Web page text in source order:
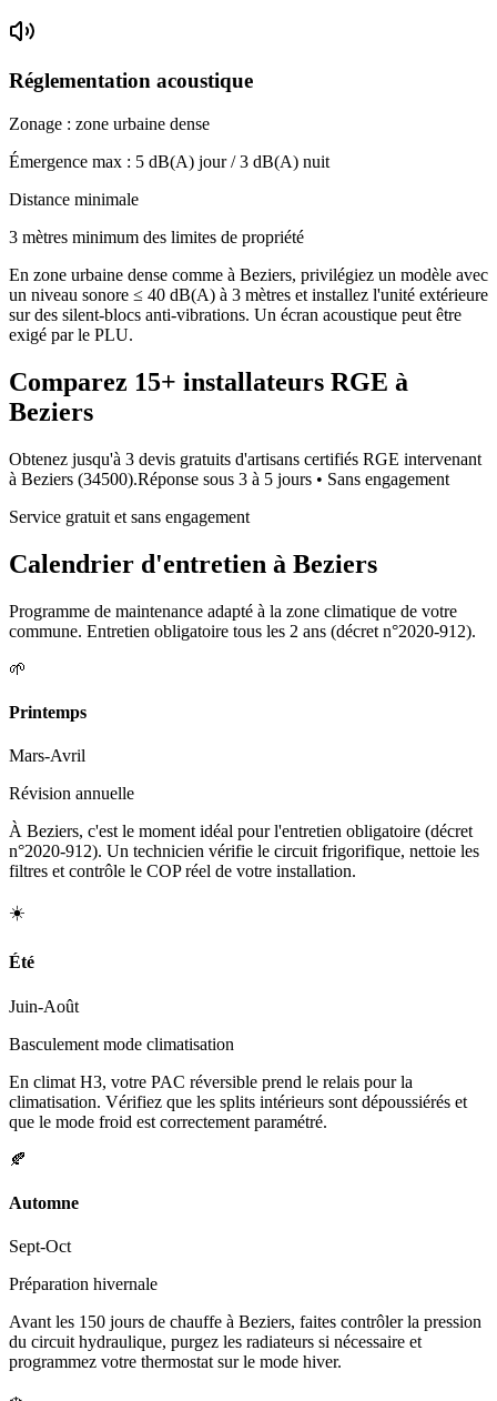
Réglementation acoustique
Zonage : zone urbaine dense
Émergence max : 5 dB(A) jour /3 dB(A) nuit
Distance minimale
3 mètres minimum des limites de propriété
En zone urbaine dense comme à Beziers, privilégiez un modèle avec
un niveau sonore ≤ 40 dB(A) à 3 mètres et installez l'unité extérieure
sur des silent-blocs anti-vibrations. Un écran acoustique peut être
exigé par le PLU.
Comparez 15+ installateurs RGE à
Beziers
Obtenez jusqu'à 3 devis gratuits d'artisans certifiés RGE intervenant
à Beziers (34500).Réponse sous 3 à 5 jours • Sans engagement
Service gratuit et sans engagement
Calendrier d'entretien à Beziers
Programme de maintenance adapté à la zone climatique de votre
commune. Entretien obligatoire tous les 2 ans (décret n°2020-912).
🌱
Printemps
Mars-Avril
Révision annuelle
À Beziers, c'est le moment idéal pour l'entretien obligatoire (décret
n°2020-912). Un technicien vérifie le circuit frigorifique, nettoie les
filtres et contrôle le COP réel de votre installation.
☀️
Été
Juin-Août
Basculement mode climatisation
En climat H3, votre PAC réversible prend le relais pour la
climatisation. Vérifiez que les splits intérieurs sont dépoussiérés et
que le mode froid est correctement paramétré.
🍂
Automne
Sept-Oct
Préparation hivernale
Avant les 150 jours de chauffe à Beziers, faites contrôler la pression
du circuit hydraulique, purgez les radiateurs si nécessaire et
programmez votre thermostat sur le mode hiver.